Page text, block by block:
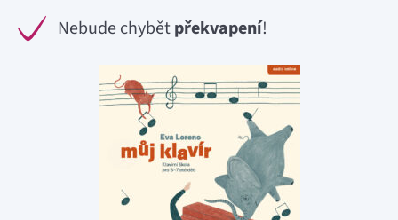
Nebude chybětpřekvapení!